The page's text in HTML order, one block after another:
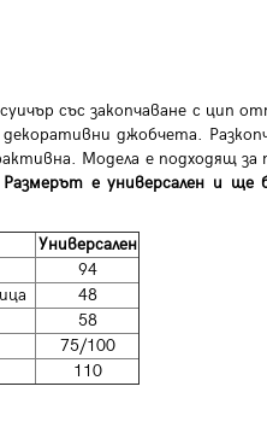
със закопчаване с цип
джобчета.
Модела е подходящ за
Размерът е универсален и ще
Универсален
94
48
58
75/100
110